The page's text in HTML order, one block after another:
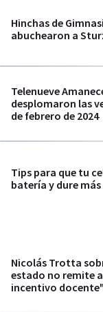
Hinchas de
abuchearon a
Telenueve
desplomaron las
de febrero de 2024
Tips para que tu
batería y dure
Nicolás Trotta
estado no remite
incentivo docente"